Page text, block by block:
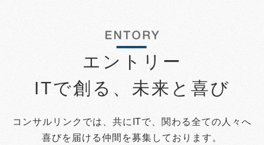
エントリー
ITで創る、未来と喜び
コンサルリンクでは、共にITで、関わる全ての人々へ
喜びを届ける仲間を募集しております。